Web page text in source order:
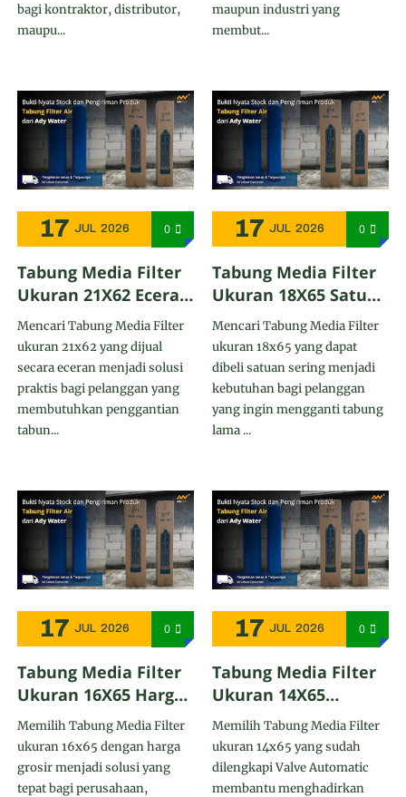
bagi kontraktor, distributor,
maupu...
maupun industri yang
membut...
17 JUL 2026 0
Tabung Media Filter
Ukuran 21X62 Eceran
- Ady Water
Menjangkau Seluruh
Area di Klaten
Mencari Tabung Media Filter
ukuran 21x62 yang dijual
secara eceran menjadi solusi
praktis bagi pelanggan yang
membutuhkan penggantian
tabun...
17 JUL 2026 0
Tabung Media Filter
Ukuran 18X65 Satuan
- Ady Water
Menjangkau
Berbagai Kota di
Kepulauan Seribu
Mencari Tabung Media Filter
ukuran 18x65 yang dapat
dibeli satuan sering menjadi
kebutuhan bagi pelanggan
yang ingin mengganti tabung
lama ...
17 JUL 2026 0
Tabung Media Filter
Ukuran 16X65 Harga
Grosir - Ady Water
Menjangkau Sampai
ke Kendari
Memilih Tabung Media Filter
ukuran 16x65 dengan harga
grosir menjadi solusi yang
tepat bagi perusahaan,
17 JUL 2026 0
Tabung Media Filter
Ukuran 14X65
Dengan Valve
Automatic - Ady
Water Menjangkau
Hingga ke Kendal
Memilih Tabung Media Filter
ukuran 14x65 yang sudah
dilengkapi Valve Automatic
membantu menghadirkan